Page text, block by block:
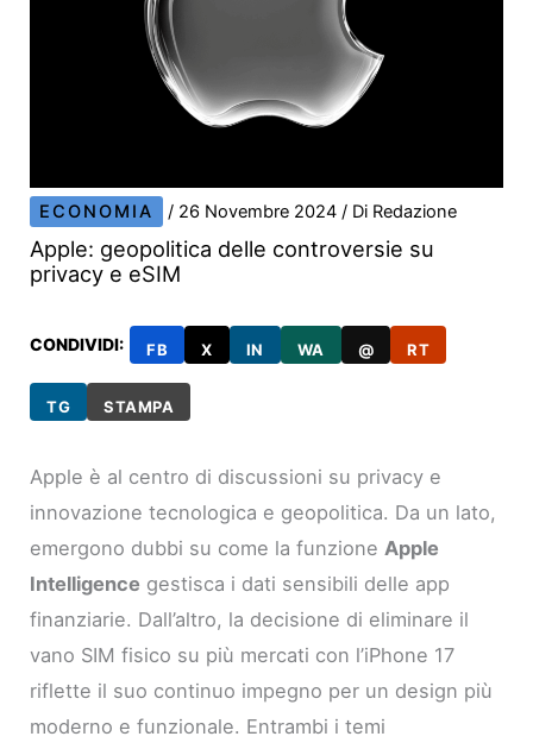
ECONOMIA / 26 Novembre 2024/ Di Redazione
Apple: geopolitica delle controversie su
privacy e eSIM
CONDIVIDI: FB X IN WA @ RT
TG STAMPA
Apple è al centro di discussioni su privacy e
innovazione tecnologica e geopolitica. Da un lato,
emergono dubbi su come la funzioneApple
Intelligence gestisca i dati sensibili delle app
finanziarie. Dall’altro, la decisione di eliminare il
vano SIM fisico su più mercati con l’iPhone 17
riflette il suo continuo impegno per un design più
moderno e funzionale. Entrambi i temi